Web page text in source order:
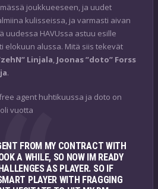
joukkueeseen, ja uudet
kulisseissa, ja varmasti aivan
uudessa HAVUssa astuu esille
elokuun alussa. Mitä siis tekevät
Linjala, Joonas ”doto” Forss
.
agent huhtikuussa ja doto on
vuotta
FROM MY CONTRACT WITH
A WHILE, SO NOW IM READY
AS PLAYER. SO IF
PLAYER WITH FRAGGING